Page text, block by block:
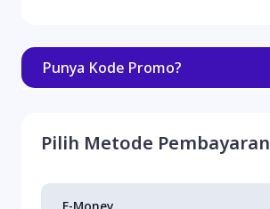
Punya Kode Promo?
Pilih Metode Pembayaran